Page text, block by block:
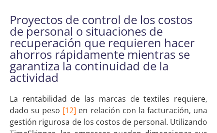
Proyectos de control de los costos
de personal o situaciones de
recuperación que requieren hacer
ahorros rápidamente mientras se
garantiza la continuidad de la
actividad
La rentabilidad de las marcas de textiles requiere,
dado su peso [12] en relación con la facturación, una
gestión rigurosa de los costos de personal. Utilizando